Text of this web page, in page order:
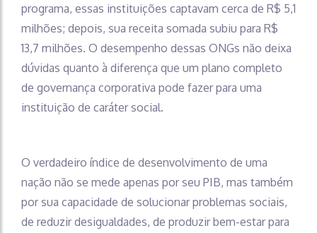
programa, essas instituições captavam cerca de R$ 5,1
milhões; depois, sua receita somada subiu para R$
13,7 milhões. O desempenho dessas ONGs não deixa
dúvidas quanto à diferença que um plano completo
de governança corporativa pode fazer para uma
instituição de caráter social.
O verdadeiro índice de desenvolvimento de uma
nação não se mede apenas por seu PIB, mas também
por sua capacidade de solucionar problemas sociais,
de reduzir desigualdades, de produzir bem-estar para